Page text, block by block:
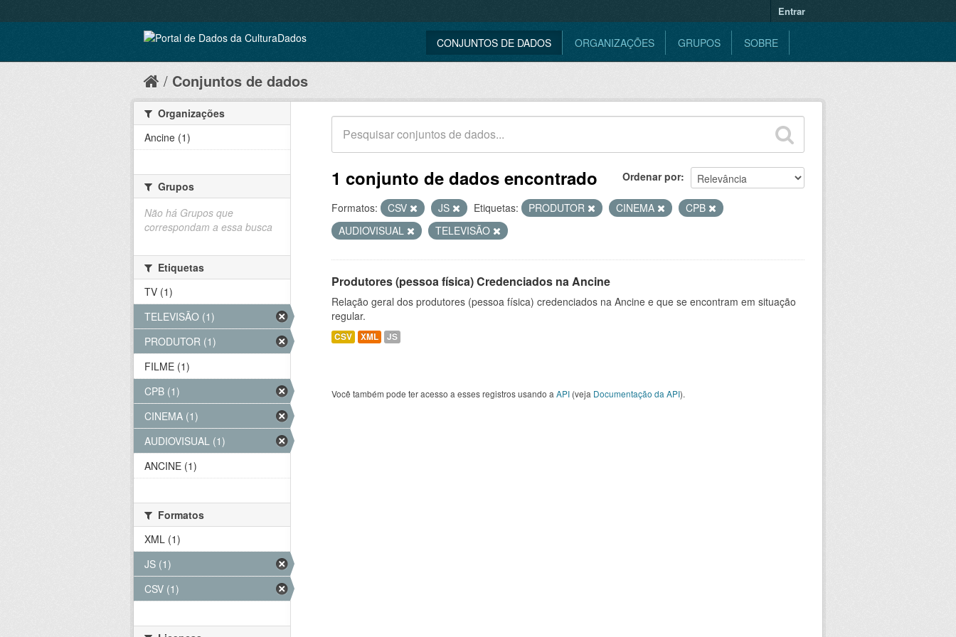
Entrar
CONJUNTOS DE DADOS ORGANIZAÇÕES GRUPOS SOBRE
Conjuntos de dados
Ordenar por
1 conjunto de dados encontrado
Formatos: CSV JS Etiquetas: PRODUTOR CINEMA
CPB
AUDIOVISUAL
TELEVISÃO
Produtores (pessoa física) Credenciados na Ancine
Relação geral dos produtores (pessoa física) credenciados na Ancine e que se encontram em situação
regular.
CSV XML JS
Você também pode ter acesso a esses registros usando a API (veja Documentação da API).
Organizações
Ancine (1)
Grupos
Não há Grupos que
correspondam a essa busca
Etiquetas
TV (1)
TELEVISÃO (1)
PRODUTOR (1)
FILME (1)
CPB (1)
CINEMA (1)
AUDIOVISUAL (1)
ANCINE (1)
Formatos
XML (1)
JS (1)
CSV (1)